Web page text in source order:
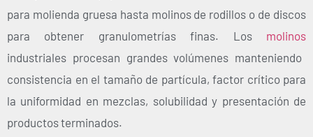
para molienda gruesa hasta molinos de rodillos o de discos
para obtener granulometrías finas. Los
molinos
industriales procesan grandes volúmenes manteniendo
consistencia en el tamaño de partícula, factor crítico para
la uniformidad en mezclas, solubilidad y presentación de
productos terminados.